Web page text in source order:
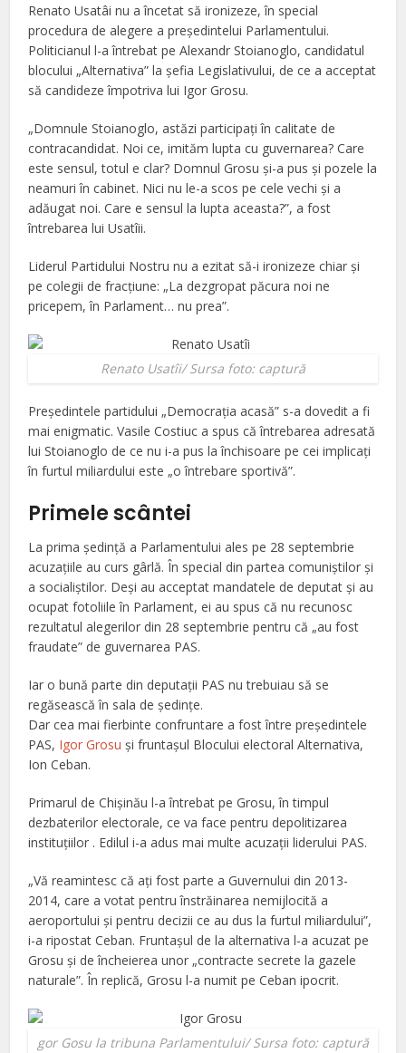
Renato Usatâi nu a încetat să ironizeze, în special
procedura de alegere a preşedintelui Parlamentului.
Politicianul l-a întrebat pe Alexandr Stoianoglo, candidatul
blocului „Alternativa” la șefia Legislativului, de ce a acceptat
să candideze împotriva lui Igor Grosu.
„Domnule Stoianoglo, astăzi participați în calitate de
contracandidat. Noi ce, imităm lupta cu guvernarea? Care
este sensul, totul e clar? Domnul Grosu și-a pus și pozele la
neamuri în cabinet. Nici nu le-a scos pe cele vechi și a
adăugat noi. Care e sensul la lupta aceasta?”, a fost
întrebarea lui Usatîii.
Liderul Partidului Nostru nu a ezitat să-i ironizeze chiar şi
pe colegii de fracţiune: „La dezgropat păcura noi ne
pricepem, în Parlament… nu prea”.
Renato Usatîi/ Sursa foto: captură
Preşedintele partidului „Democraţia acasă” s-a dovedit a fi
mai enigmatic. Vasile Costiuc a spus că întrebarea adresată
lui Stoianoglo de ce nu i-a pus la închisoare pe cei implicaţi
în furtul miliardului este „o întrebare sportivă”.
Primele scântei
La prima şedinţă a Parlamentului ales pe 28 septembrie
acuzaţiile au curs gârlă. În special din partea comuniştilor şi
a socialiştilor. Deşi au acceptat mandatele de deputat şi au
ocupat fotoliile în Parlament, ei au spus că nu recunosc
rezultatul alegerilor din 28 septembrie pentru că „au fost
fraudate” de guvernarea PAS.
Iar o bună parte din deputaţii PAS nu trebuiau să se
regăsească în sala de şedinţe.
Dar cea mai fierbinte confruntare a fost între preşedintele
PAS, Igor Grosu şi fruntaşul Blocului electoral Alternativa,
Ion Ceban.
Primarul de Chişinău l-a întrebat pe Grosu, în timpul
dezbaterilor electorale, ce va face pentru depolitizarea
instituţiilor . Edilul i-a adus mai multe acuzaţii liderului PAS.
„Vă reamintesc că ați fost parte a Guvernului din 2013-
2014, care a votat pentru înstrăinarea nemijlocită a
aeroportului și pentru decizii ce au dus la furtul miliardului”,
i-a ripostat Ceban. Fruntaşul de la alternativa l-a acuzat pe
Grosu şi de încheierea unor „contracte secrete la gazele
naturale”. În replică, Grosu l-a numit pe Ceban ipocrit.
gor Gosu la tribuna Parlamentului/ Sursa foto: captură